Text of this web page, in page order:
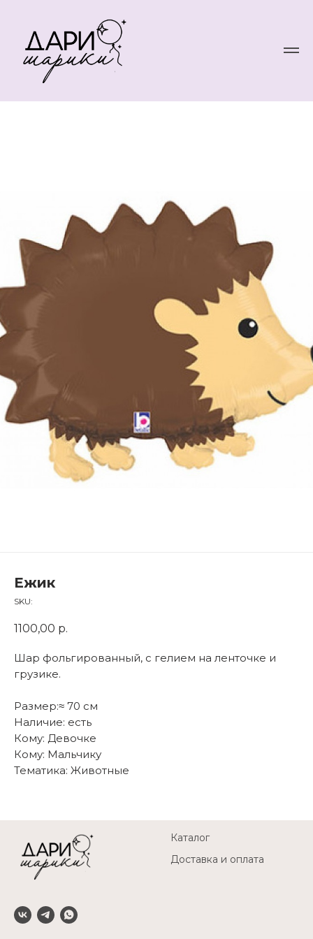
Ежик
SKU:
1100,00 р.
Шар фольгированный, с гелием на ленточке и
грузике.
Размер:≈ 70 см
Наличие: есть
Кому: Девочке
Кому: Мальчику
Тематика: Животные
Каталог
Доставка и оплата